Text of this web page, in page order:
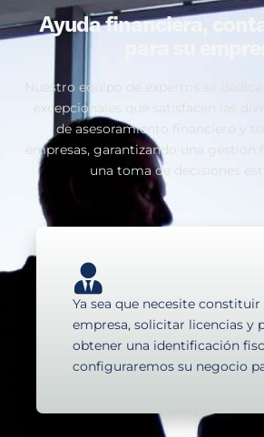
Ayuda financiera,
Nuestro equipo de expertos se dedica
excepcionales que satisfacen las
de asesoramiento financiero y
empresas, garantizando una gestión
una toma de decisiones
Ya sea que necesite constituir
empresa, solicitar licencias y
obtener una identificación
configuraremos su negocio